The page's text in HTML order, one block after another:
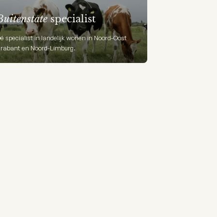
specialist
specialist in landelijk wonen in Noord-Oost
en Noord-Limburg.